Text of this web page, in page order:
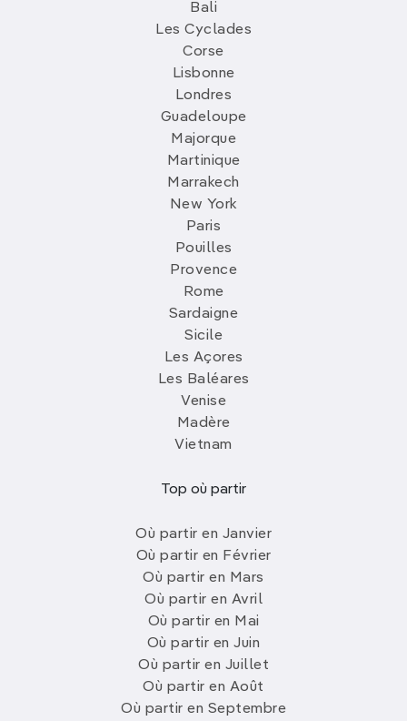
Bali
Les Cyclades
Corse
Lisbonne
Londres
Guadeloupe
Majorque
Martinique
Marrakech
New York
Paris
Pouilles
Provence
Rome
Sardaigne
Sicile
Les Açores
Les Baléares
Venise
Madère
Vietnam
Top où partir
Où partir en Janvier
Où partir en Février
Où partir en Mars
Où partir en Avril
Où partir en Mai
Où partir en Juin
Où partir en Juillet
Où partir en Août
Où partir en Septembre